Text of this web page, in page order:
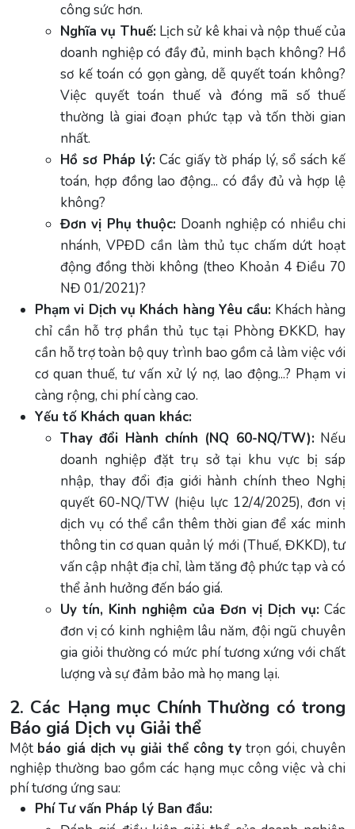
công sức hơn.
Nghĩa vụ Thuế:Lịch sử kê khai và nộp thuế của
doanh nghiệp có đầy đủ, minh bạch không? Hồ
sơ kế toán có gọn gàng, dễ quyết toán không?
Việc quyết toán thuế và đóng mã số thuế
thường là giai đoạn phức tạp và tốn thời gian
nhất.
Hồ sơ Pháp lý: Các giấy tờ pháp lý, sổ sách kế
toán, hợp đồng lao động... có đầy đủ và hợp lệ
không?
Đơn vị Phụ thuộc: Doanh nghiệp có nhiều chi
nhánh, VPĐD cần làm thủ tục chấm dứt hoạt
động đồng thời không (theo Khoản 4 Điều 70
NĐ 01/2021)?
Phạm vi Dịch vụ Khách hàng Yêu cầu: Khách hàng
chỉ cần hỗ trợ phần thủ tục tại Phòng ĐKKD, hay
cần hỗ trợ toàn bộ quy trình bao gồm cả làm việc với
cơ quan thuế, tư vấn xử lý nợ, lao động...? Phạm vi
càng rộng, chi phí càng cao.
Yếu tố Khách quan khác:
Thay đổi Hành chính (NQ 60-NQ/TW):Nếu
doanh nghiệp đặt trụ sở tại khu vực bị sáp
nhập, thay đổi địa giới hành chính theo Nghị
quyết 60-NQ/TW (hiệu lực 12/4/2025), đơn vị
dịch vụ có thể cần thêm thời gian để xác minh
thông tin cơ quan quản lý mới (Thuế, ĐKKD), tư
vấn cập nhật địa chỉ, làm tăng độ phức tạp và có
thể ảnh hưởng đến báo giá.
Uy tín, Kinh nghiệm của Đơn vị Dịch vụ: Các
đơn vị có kinh nghiệm lâu năm, đội ngũ chuyên
gia giỏi thường có mức phí tương xứng với chất
lượng và sự đảm bảo mà họ mang lại.
2. Các Hạng mục Chính Thường có trong
Báo giá Dịch vụ Giải thể
Một báo giá dịch vụ giải thể công ty trọn gói, chuyên
nghiệp thường bao gồm các hạng mục công việc và chi
phí tương ứng sau:
Phí Tư vấn Pháp lý Ban đầu: